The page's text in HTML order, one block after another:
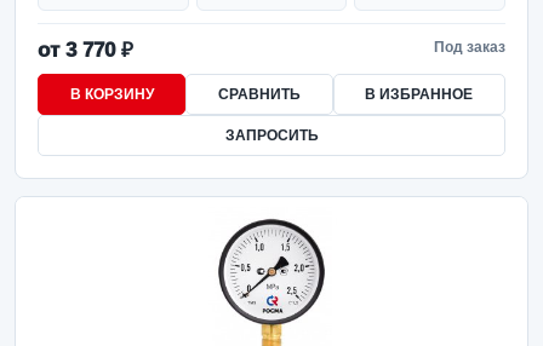
от 3 770 ₽ Под заказ
В КОРЗИНУ СРАВНИТЬ В ИЗБРАННОЕ
ЗАПРОСИТЬ